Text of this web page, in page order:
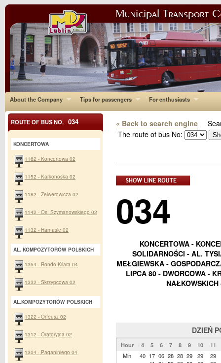
About the Company Tips for passengers For enthusiasts
« Back to search engine
The route of bus No:
034
KONCERTOWA -
SOLIDARNOŚCI - AL.
MEŁGIEWSKA -
LIPCA 80 - DWORCOWA -
DZIEŃ
Hour 4 5 6 7 8 9 10
11
Min
40 17 06 28 28 29
29
29
ROUTE OF BUS NO. 034
KONCERTOWA
1162 - Koncertowa 02
1152 - Karkonoska 02
1182 - Zelwerowicza 02
1142 - Os. Szymanowskiego 02
1132 - Harnasie 02
AL. KOMPOZYTORÓW POLSKICH
1354 - Rondo Kilara 04
1332 - Skrzypcowa 02
AL.KOMPOZYTORÓW POLSKICH
1322 - Orfeusz 02
1312 - Oratoryjna 02
1304 - Paganiniego 04